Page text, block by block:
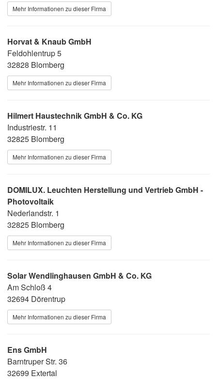
Mehr Informationen zu dieser Firma
Horvat & Knaub GmbH
Feldohlentrup 5
32828 Blomberg
Mehr Informationen zu dieser Firma
Hilmert Haustechnik GmbH & Co. KG
Industriestr. 11
32825 Blomberg
Mehr Informationen zu dieser Firma
DOMILUX. Leuchten Herstellung und Vertrieb GmbH -
Photovoltaik
Nederlandstr. 1
32825 Blomberg
Mehr Informationen zu dieser Firma
Solar Wendlinghausen GmbH & Co. KG
Am Schloß 4
32694 Dörentrup
Mehr Informationen zu dieser Firma
Ens GmbH
Barntruper Str. 36
32699 Extertal